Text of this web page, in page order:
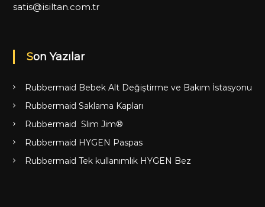
satis@isiltan.com.tr
Son Yazılar
Rubbermaid Bebek Alt Değiştirme ve Bakım İstasyonu
Rubbermaid Saklama Kapları
Rubbermaid Slim Jim®
Rubbermaid HYGEN Paspas
Rubbermaid Tek kullanımlık HYGEN Bez